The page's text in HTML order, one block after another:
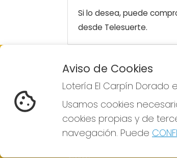
Si lo desea, puede
desde Telesuerte.
LOTERÍA EL CARPÍN DORADO
¿Quiénes somos?
Resultados
Contacto
Empresas
Peñas
Aviso de Cookies
Lotería El Carpín
Usamos cookies
cookies propias y de
navegación. Puede